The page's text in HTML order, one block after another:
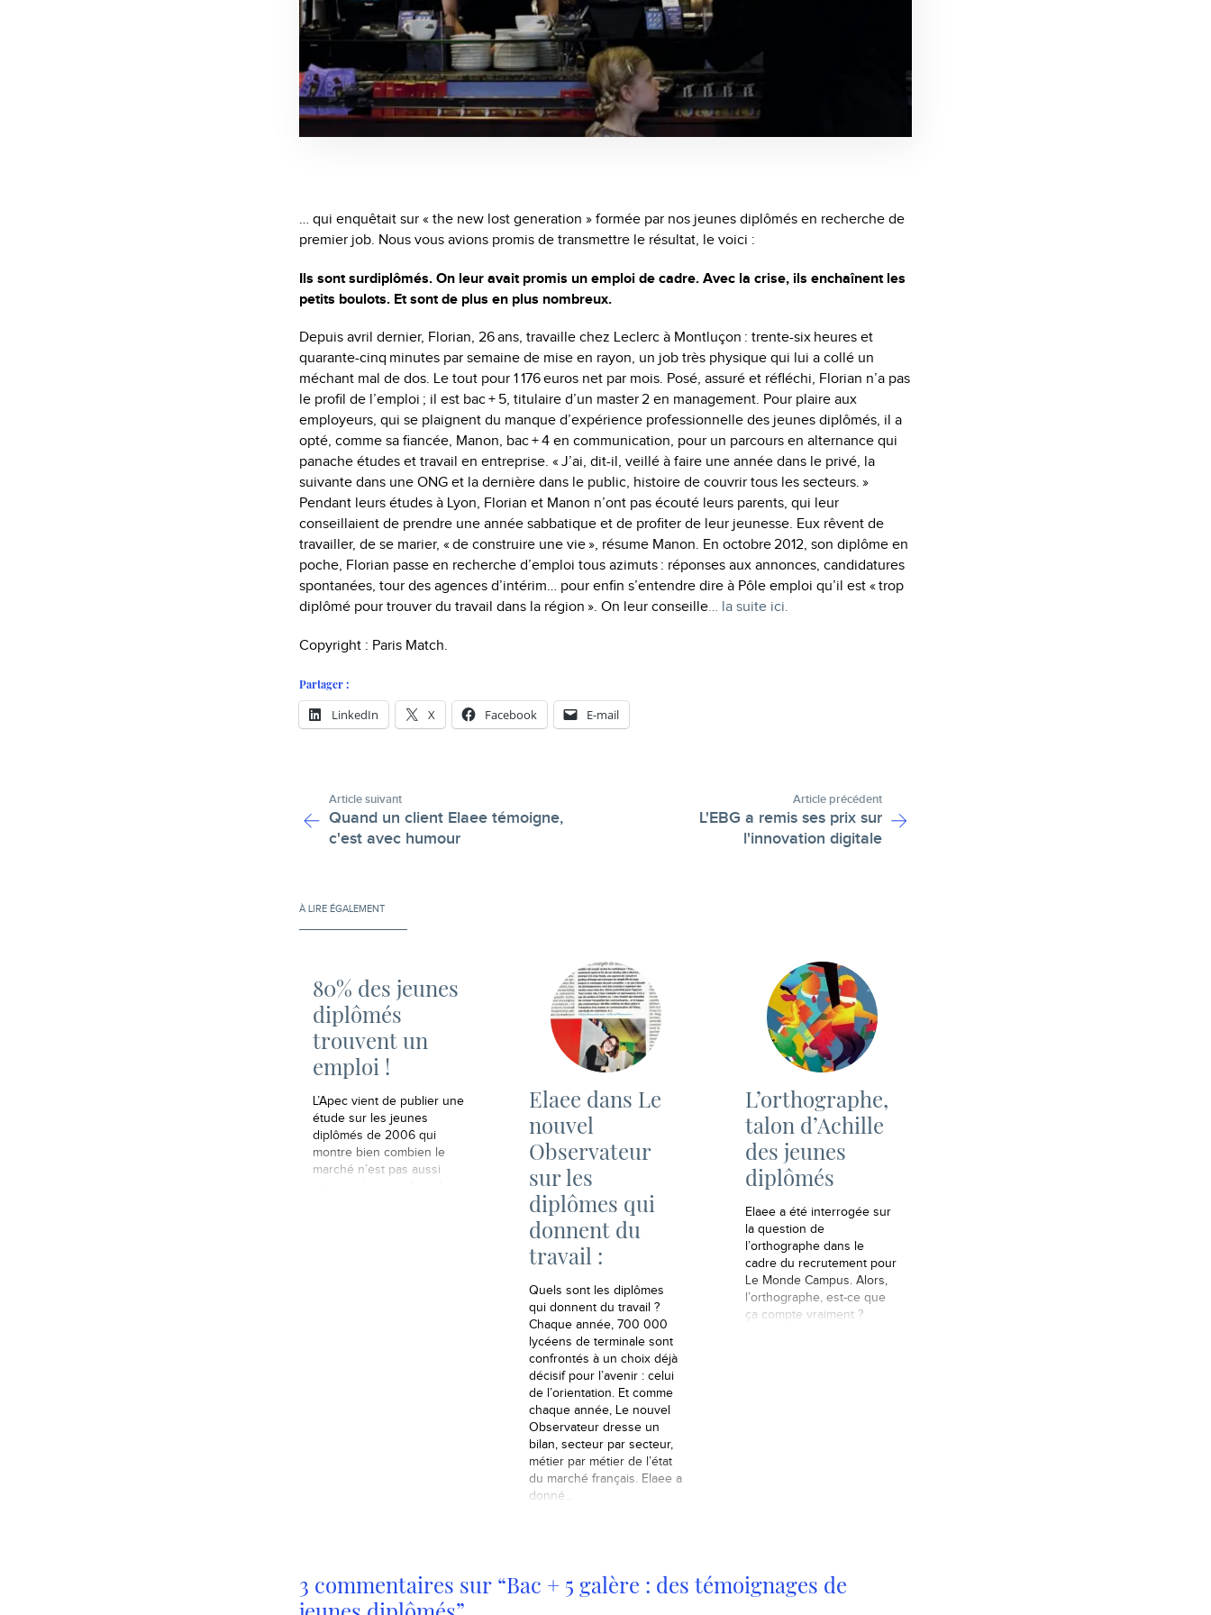
… qui enquêtait sur « the new lost generation » formée par nos jeunes diplômés en recherche de
premier job. Nous vous avions promis de transmettre le résultat, le voici :
Ils sont surdiplômés. On leur avait promis un emploi de cadre. Avec la crise, ils enchaînent les
petits boulots. Et sont de plus en plus nombreux.
Depuis avril dernier, Florian, 26 ans, travaille chez Leclerc à Montluçon : trente-six heures et
quarante-cinq minutes par semaine de mise en rayon, un job très physique qui lui a collé un
méchant mal de dos. Le tout pour 1 176 euros net par mois. Posé, assuré et ­réfléchi, Florian n’a pas
le profil de l’emploi ; il est bac + 5, titulaire d’un master 2 en management. Pour plaire aux
employeurs, qui se plaignent du manque d’expérience professionnelle des jeunes diplômés, il a
opté, comme sa fiancée, Manon, bac + 4 en communication, pour un parcours en alternance qui
panache études et travail en entreprise. « J’ai, dit-il, veillé à faire une année dans le privé, la
suivante dans une ONG et la dernière dans le public, histoire de couvrir tous les secteurs. »
Pendant leurs études à Lyon, Florian et Manon n’ont pas écouté leurs parents, qui leur
conseillaient de prendre une année sabbatique et de profiter de leur jeunesse. Eux rêvent de
travailler, de se marier, « de construire une vie », ­résume Manon. En octobre 2012, son ­diplôme en
poche, ­Florian passe en ­recherche d’emploi tous azimuts : ­réponses aux annonces, candidatures
spontanées, tour des agences d’intérim… pour enfin s’entendre dire à Pôle emploi qu’il est « trop
diplômé pour trouver du travail dans la région ». On leur conseille… la suite ici.
Copyright : Paris Match.
Partager :
LinkedIn X Facebook E-mail
Article suivant
Quand un client Elaee témoigne,
c'est avec humour
Article précédent
L'EBG a remis ses prix sur
l'innovation digitale
À LIRE ÉGALEMENT
80% des jeunes
diplômés
trouvent un
emploi !
L’Apec vient de publier une
étude sur les jeunes
diplômés de 2006 qui
montre bien combien le
marché n’est pas aussi
Elaee dans Le
nouvel
Observateur
sur les
diplômes qui
donnent du
travail :
Quels sont les diplômes
qui donnent du travail ?
Chaque année, 700 000
lycéens de terminale sont
confrontés à un choix déjà
décisif pour l’avenir : celui
de l’orientation. Et comme
chaque année, Le nouvel
Observateur dresse un
bilan, secteur par secteur,
métier par métier de l’état
du marché français. Elaee a
donné…
L’orthographe,
talon d’Achille
des jeunes
diplômés
Elaee a été interrogée sur
la question de
l’orthographe dans le
cadre du recrutement pour
Le Monde Campus. Alors,
l’orthographe, est-ce que
ça compte vraiment ?
3 commentaires sur “Bac + 5 galère : des témoignages de